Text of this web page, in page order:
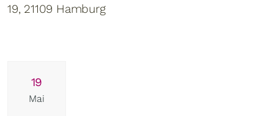
19, 21109 Hamburg
19
Mai